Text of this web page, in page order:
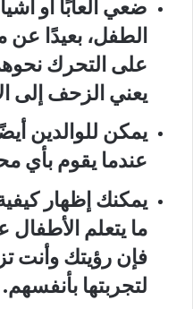
ضعي ألعابًا أو
الطفل، بعيدًا عن
على التحرك
يعني الزحف إلى
يمكن للوالدين
عندما يقوم بأي
يمكنك إظهار
ما يتعلم الأطفال
فإن رؤيتك وأنت
لتجربتها بأنفسهم.